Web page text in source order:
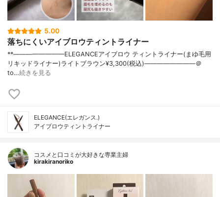
5.00
落ちにくいアイブロウティントライナー
**⁡————————⁡ELEGANCE⁡アイブロウ ティントライナー(まゆ毛用
リキッドライナー)⁡ライトブラウン⁡¥3,300(税込)————————⁡＠
to…続きを見る
ELEGANCE(エレガンス.)
アイブロウティントライナー
コスメと口コミが大好きな専業主婦
kirakiranoriko